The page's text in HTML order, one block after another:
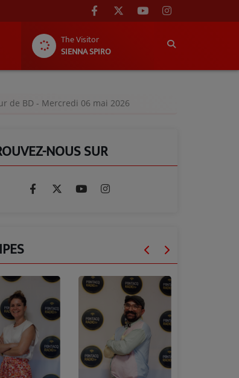
The Visitor
SIENNA SPIRO
de BD - Mercredi 06 mai 2026
NOUS SUR